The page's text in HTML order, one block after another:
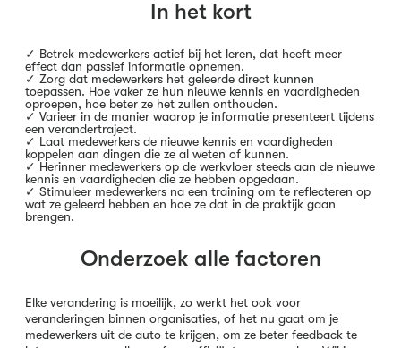
In het kort
✓ Betrek medewerkers actief bij het leren, dat heeft meer
effect dan passief informatie opnemen.
✓ Zorg dat medewerkers het geleerde direct kunnen
toepassen. Hoe vaker ze hun nieuwe kennis en vaardigheden
oproepen, hoe beter ze het zullen onthouden.
✓ Varieer in de manier waarop je informatie presenteert tijdens
een verandertraject.
✓ Laat medewerkers de nieuwe kennis en vaardigheden
koppelen aan dingen die ze al weten of kunnen.
✓ Herinner medewerkers op de werkvloer steeds aan de nieuwe
kennis en vaardigheden die ze hebben opgedaan.
✓ Stimuleer medewerkers na een training om te reflecteren op
wat ze geleerd hebben en hoe ze dat in de praktijk gaan
brengen.
Onderzoek alle factoren
Elke verandering is moeilijk, zo werkt het ook voor
veranderingen binnen organisaties, of het nu gaat om je
medewerkers uit de auto te krijgen, om ze beter feedback te